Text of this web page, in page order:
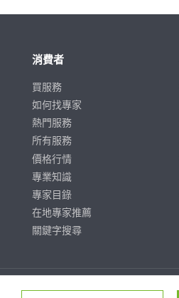
消費者
買服務
如何找專家
熱門服務
所有服務
價格行情
專業知識
專家目錄
在地專家推薦
關鍵字搜尋